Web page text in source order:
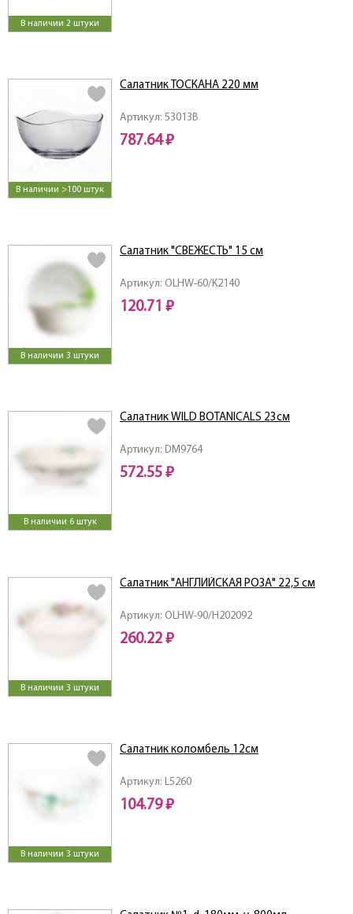
В наличии 2 штуки
В наличии >100 штук
Артикул: 53013B
Салатник ТОСКАНА 220 мм
787.64 ₽
В наличии 3 штуки
Артикул: OLHW-60/K2140
Салатник "СВЕЖЕСТЬ" 15 см
120.71 ₽
В наличии 6 штук
Артикул: DM9764
Салатник WILD BOTANICALS 23см
572.55 ₽
В наличии 3 штуки
Артикул: OLHW-90/H202092
Салатник "АНГЛИЙСКАЯ РОЗА" 22,5 см
260.22 ₽
В наличии 3 штуки
Артикул: L5260
Салатник коломбель 12см
104.79 ₽